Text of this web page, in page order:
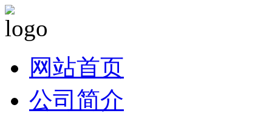
网站首页
公司简介